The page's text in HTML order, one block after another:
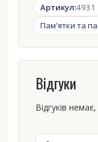
Артикул:4931
Пам'ятки та
Відгуки
Відгуків